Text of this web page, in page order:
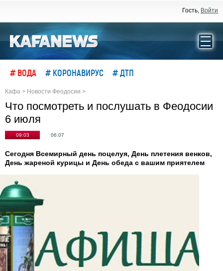
Гость, Войти
# ВОДА # КОРОНАВИРУС # ДТП
Кафа > Новости Феодосии >
Что посмотреть и послушать в Феодосии
6 июля
09:03 06.07
Сегодня Всемирный день поцелуя, День плетения венков,
День жареной курицы и День обеда с вашим приятелем